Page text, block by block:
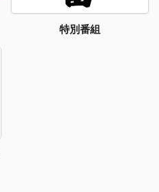
特別番組